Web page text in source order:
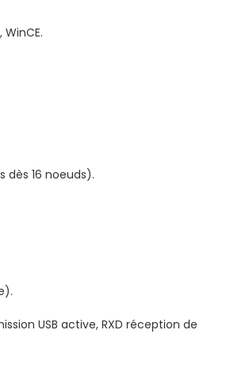
WinCE.
16 noeuds).
USB active, RXD réception de